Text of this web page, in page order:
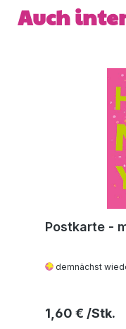
Produktgalerie
Auch
Postkarte -
demnächst
Regulärer
1,60 €